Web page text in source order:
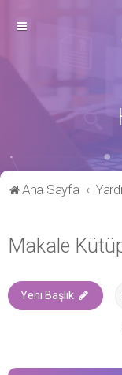
Ana Sayfa
Makale
Yeni Başlık